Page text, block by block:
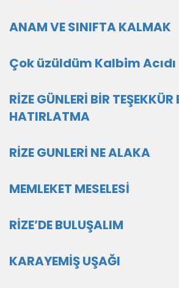
ANAM VE SINIFTA KALMAK
Çok üzüldüm Kalbim Acıdı
RİZE GÜNLERİ BİR TEŞEKKÜR
HATIRLATMA
RİZE GUNLERİ NE ALAKA
MEMLEKET MESELESİ
RİZE’DE BULUŞALIM
KARAYEMİŞ UŞAĞI